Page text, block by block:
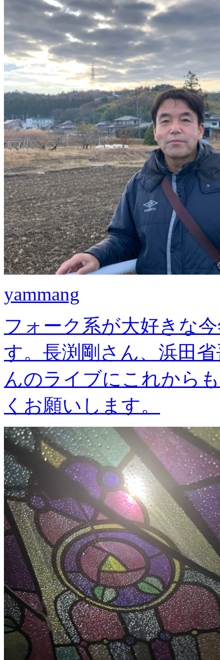
yammang
フォーク系が大好きな
す。長渕剛さん、浜田
んのライブにこれから
くお願いします。